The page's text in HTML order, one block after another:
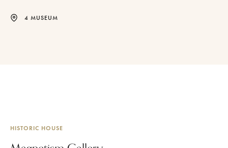
4 MUSEUM
HISTORIC HOUSE